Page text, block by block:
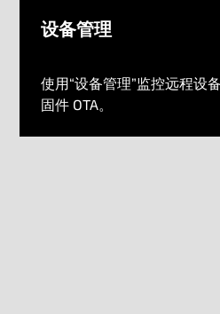
设备​管理
使用“设备管理”监控远程设
固件 OTA。